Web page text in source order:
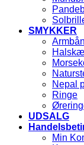
SMYKKER
Nepal
Ringe
UDSALG
Min